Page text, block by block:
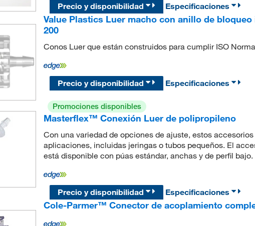
Precio y disponibilidad
Especificaciones
Value Plastics Luer macho con anillo de
200
Conos Luer que están construidos para cumplir ISO
Precio y disponibilidad Especificaciones
Promociones disponibles
Masterflex™ Conexión Luer de polipropileno
Con una variedad de opciones de ajuste, estos
aplicaciones, incluidas jeringas o tubos pequeños. El
está disponible con púas estándar, anchas y de perfil bajo.
Precio y disponibilidad
Especificaciones
Cole-Parmer™ Conector de acoplamiento